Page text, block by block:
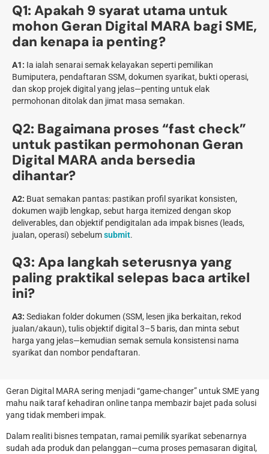
Q1: Apakah 9 syarat utama untuk
mohon Geran Digital MARA bagi SME,
dan kenapa ia penting?
A1: Ia ialah senarai semak kelayakan seperti pemilikan
Bumiputera, pendaftaran SSM, dokumen syarikat, bukti operasi,
dan skop projek digital yang jelas—penting untuk elak
permohonan ditolak dan jimat masa semakan.
Q2: Bagaimana proses “fast check”
untuk pastikan permohonan Geran
Digital MARA anda bersedia
dihantar?
A2: Buat semakan pantas: pastikan profil syarikat konsisten,
dokumen wajib lengkap, sebut harga itemized dengan skop
deliverables, dan objektif pendigitalan ada impak bisnes (leads,
jualan, operasi) sebelumsubmit.
Q3: Apa langkah seterusnya yang
paling praktikal selepas baca artikel
ini?
A3: Sediakan folder dokumen (SSM, lesen jika berkaitan, rekod
jualan/akaun), tulis objektif digital 3–5 baris, dan minta sebut
harga yang jelas—kemudian semak semula konsistensi nama
syarikat dan nombor pendaftaran.
Geran Digital MARA sering menjadi “game-changer” untuk SME yang
mahu naik taraf kehadiran online tanpa membazir bajet pada solusi
yang tidak memberi impak.
Dalam realiti bisnes tempatan, ramai pemilik syarikat sebenarnya
sudah ada produk dan pelanggan—cuma proses pemasaran digital,